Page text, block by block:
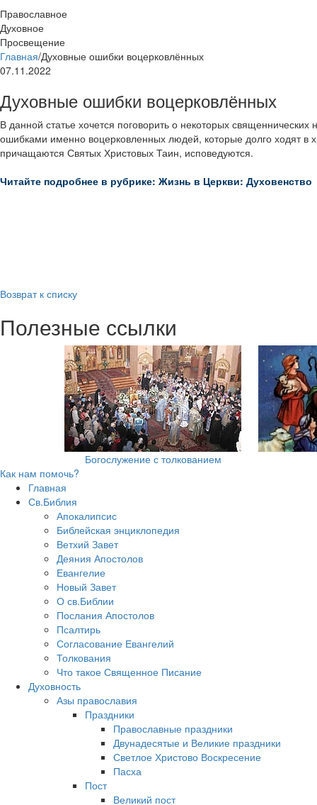
Православное
Духовное
Просвещение
Главная/Духовные ошибки воцерковлённых
07.11.2022
Духовные ошибки воцерковлённых
В данной статье хочется поговорить о некоторых
ошибками именно воцерковленных людей, которые долго ходят в
причащаются Святых Христовых Таин, исповедуются.
Читайте подробнее в рубрике: Жизнь в Церкви: Духовенство
Возврат к списку
Полезные ссылки
Богослужение с толкованием
Как нам помочь?
Главная
Св.Библия
Апокалипсис
Библейская энциклопедия
Ветхий Завет
Деяния Апостолов
Евангелие
Новый Завет
О св.Библии
Послания Апостолов
Псалтирь
Согласование Евангелий
Толкования
Что такое Священное Писание
Духовность
Азы православия
Праздники
Православные праздники
Двунадесятые и Великие праздники
Светлое Христово Воскресение
Пасха
Пост
Великий пост